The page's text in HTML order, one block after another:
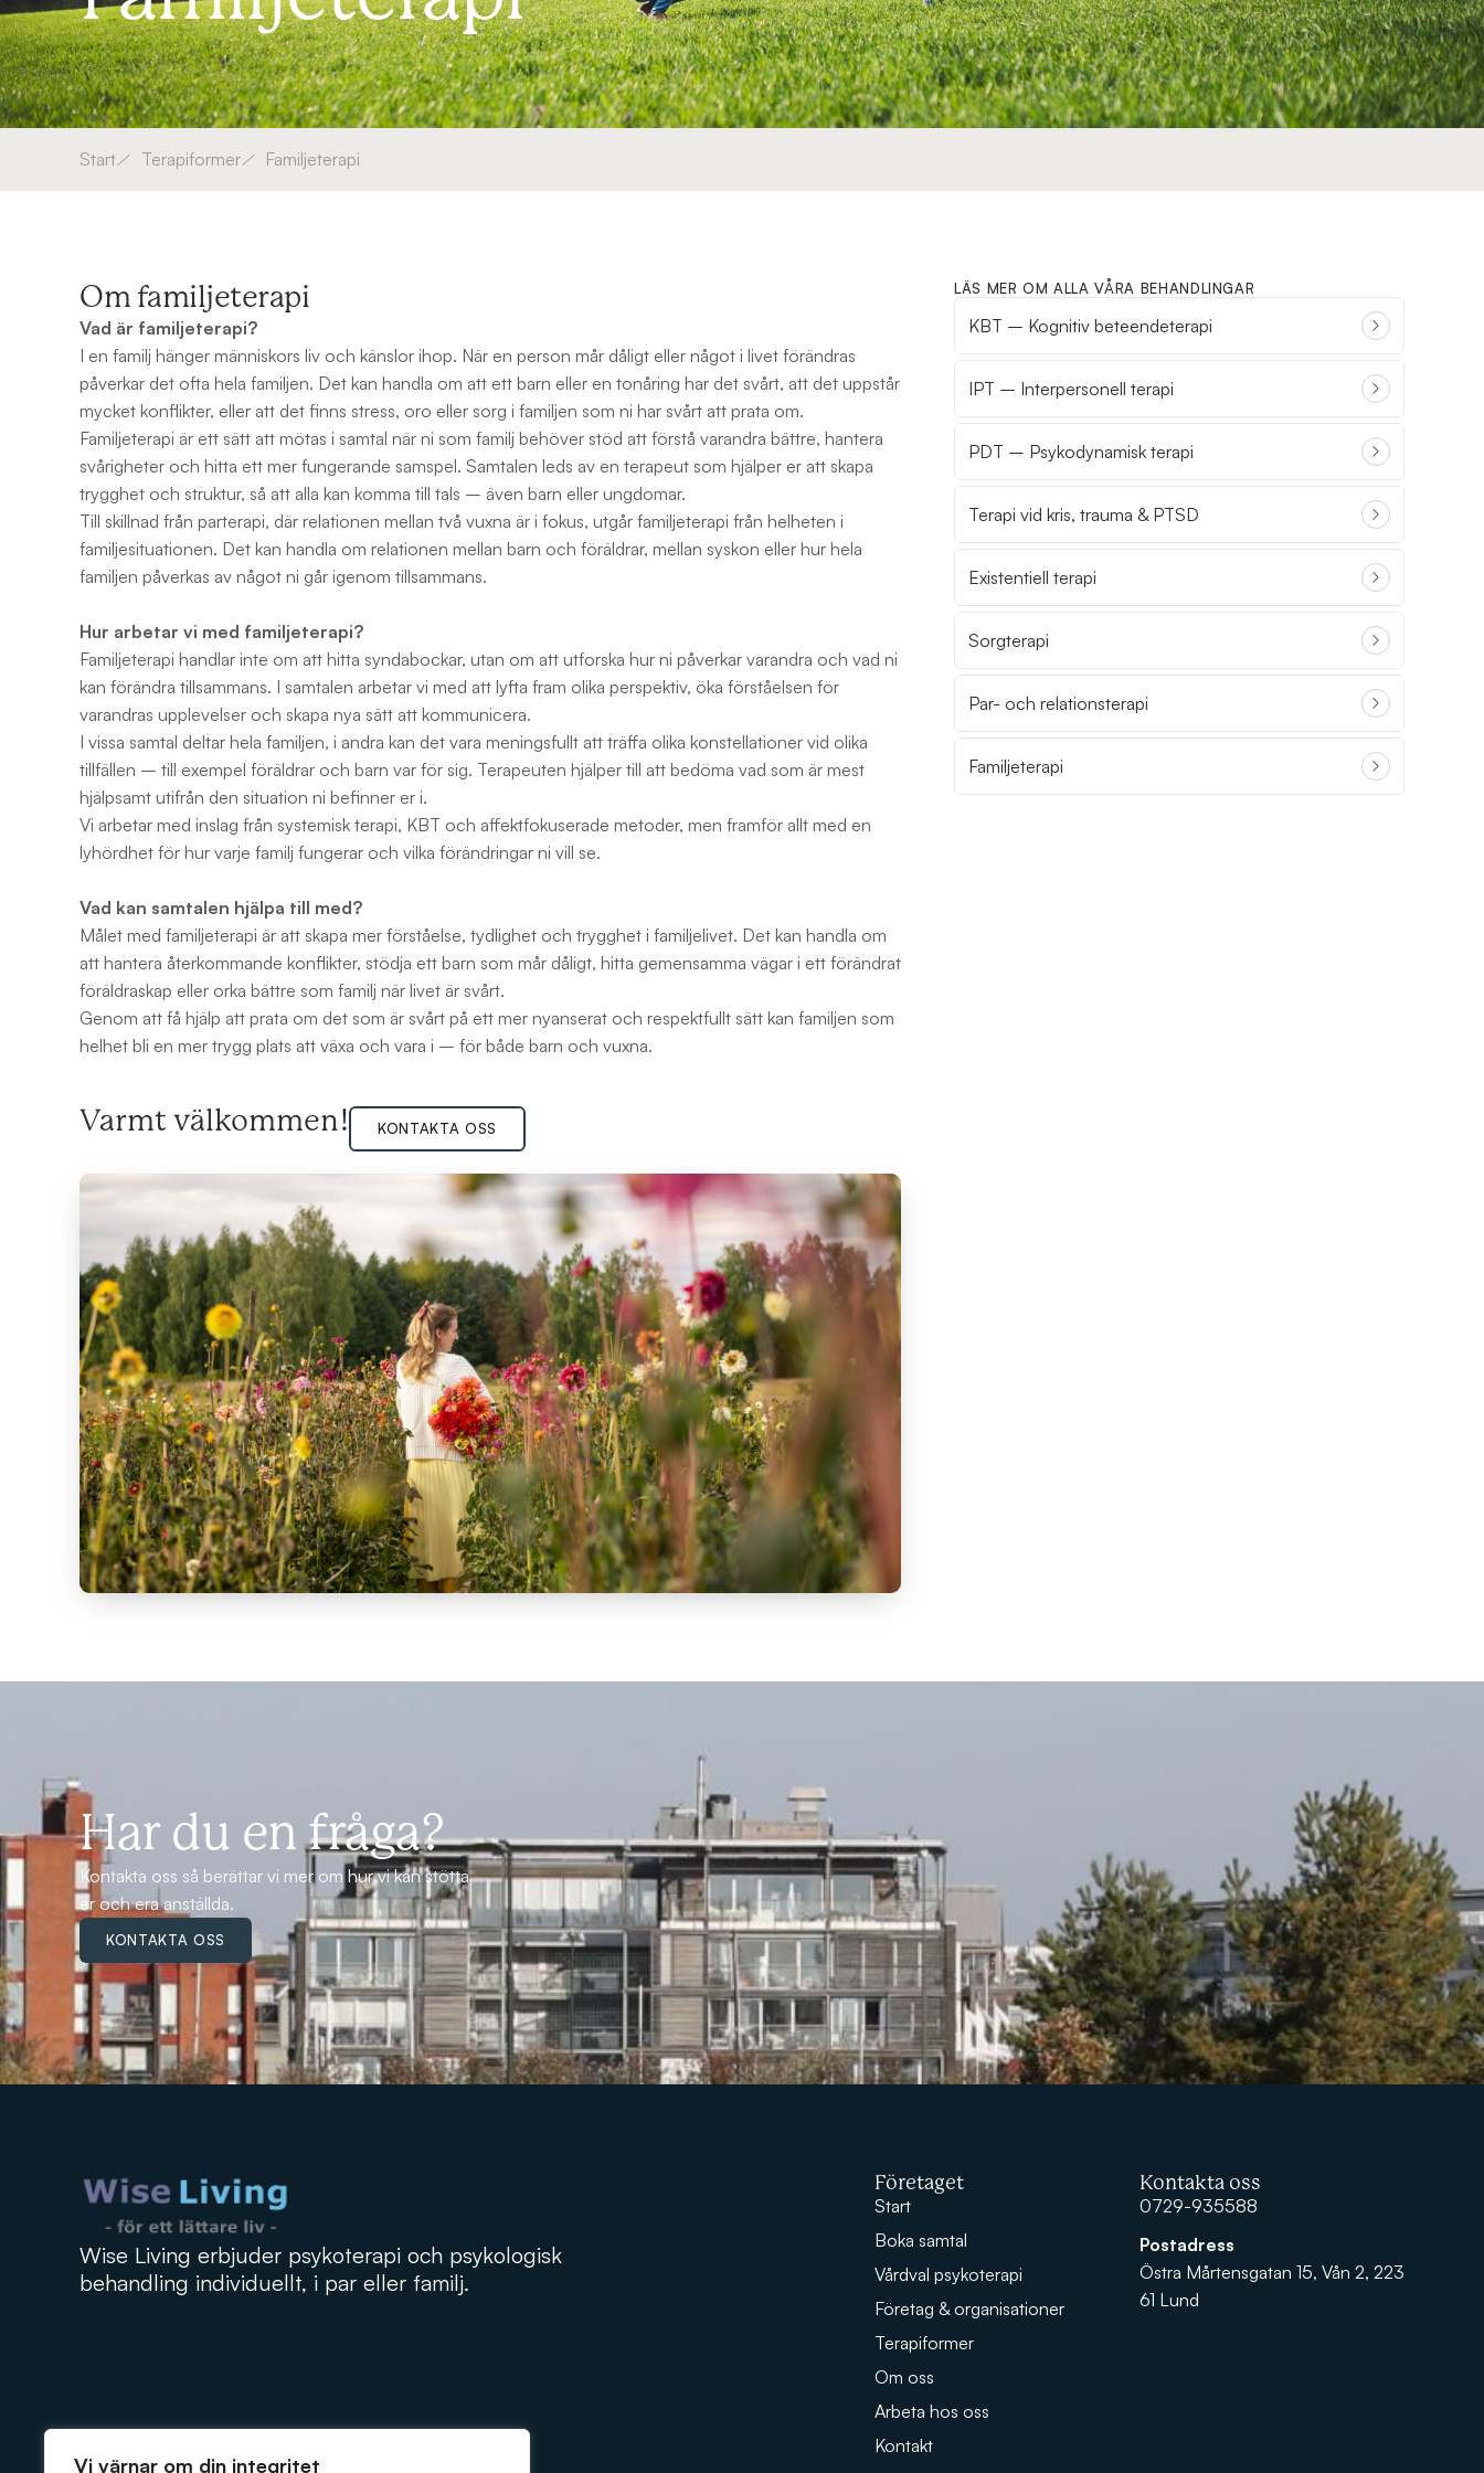
Vi värnar om din integritet
Start Terapiformer Familjeterapi
Om familjeterapi
Vad är familjeterapi?
I en familj hänger människors liv och känslor ihop. När en person mår dåligt eller något i livet förändras
påverkar det ofta hela familjen. Det kan handla om att ett barn eller en tonåring har det svårt, att det uppstår
mycket konflikter, eller att det finns stress, oro eller sorg i familjen som ni har svårt att prata om.
Familjeterapi är ett sätt att mötas i samtal när ni som familj behöver stöd att förstå varandra bättre, hantera
svårigheter och hitta ett mer fungerande samspel. Samtalen leds av en terapeut som hjälper er att skapa
trygghet och struktur, så att alla kan komma till tals – även barn eller ungdomar.
Till skillnad från parterapi, där relationen mellan två vuxna är i fokus, utgår familjeterapi från helheten i
familjesituationen. Det kan handla om relationen mellan barn och föräldrar, mellan syskon eller hur hela
familjen påverkas av något ni går igenom tillsammans.
Hur arbetar vi med familjeterapi?
Familjeterapi handlar inte om att hitta syndabockar, utan om att utforska hur ni påverkar varandra och vad ni
kan förändra tillsammans. I samtalen arbetar vi med att lyfta fram olika perspektiv, öka förståelsen för
varandras upplevelser och skapa nya sätt att kommunicera.
I vissa samtal deltar hela familjen, i andra kan det vara meningsfullt att träffa olika konstellationer vid olika
tillfällen – till exempel föräldrar och barn var för sig. Terapeuten hjälper till att bedöma vad som är mest
hjälpsamt utifrån den situation ni befinner er i.
Vi arbetar med inslag från systemisk terapi, KBT och affektfokuserade metoder, men framför allt med en
lyhördhet för hur varje familj fungerar och vilka förändringar ni vill se.
Vad kan samtalen hjälpa till med?
Målet med familjeterapi är att skapa mer förståelse, tydlighet och trygghet i familjelivet. Det kan handla om
att hantera återkommande konflikter, stödja ett barn som mår dåligt, hitta gemensamma vägar i ett förändrat
föräldraskap eller orka bättre som familj när livet är svårt.
Genom att få hjälp att prata om det som är svårt på ett mer nyanserat och respektfullt sätt kan familjen som
helhet bli en mer trygg plats att växa och vara i – för både barn och vuxna.
Varmt välkommen! KONTAKTA OSS
LÄS MER OM ALLA VÅRA BEHANDLINGAR
KBT – Kognitiv beteendeterapi
IPT – Interpersonell terapi
PDT – Psykodynamisk terapi
Terapi vid kris, trauma & PTSD
Existentiell terapi
Sorgterapi
Par- och relationsterapi
Familjeterapi
Har du en fråga?
Kontakta oss så berättar vi mer om hur vi kan stötta
er och era anställda.
KONTAKTA OSS
Wise Living erbjuder psykoterapi och psykologisk
behandling individuellt, i par eller familj.
Företaget
Start
Boka samtal
Vårdval psykoterapi
Företag & organisationer
Terapiformer
Om oss
Arbeta hos oss
Kontakt
Kontakta oss
0729-935588
Postadress
Östra Mårtensgatan 15, Vån 2, 223
61 Lund